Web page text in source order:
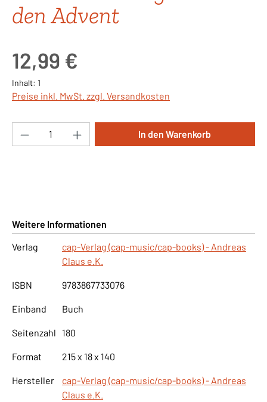
den Advent
12,99 €
Inhalt: 1
Preise inkl. MwSt. zzgl. Versandkosten
Produkt Anzahl: Gib den gewünschten
In den Warenkorb
Weitere Informationen
Verlag
cap-Verlag (cap-music/cap-books) - Andreas
Claus e.K.
ISBN 9783867733076
Einband Buch
Seitenzahl 180
Format 215 x 18 x 140
Hersteller
cap-Verlag (cap-music/cap-books) - Andreas
Claus e.K.